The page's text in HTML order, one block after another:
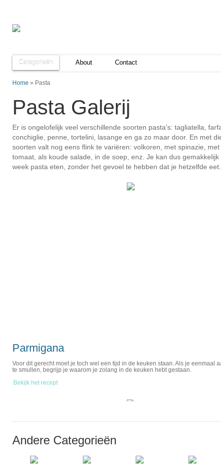
Categorieën About Contact
Home » Pasta
Pasta Galerij
Er is ongelofelijk veel verschillende soorten pasta's: tagliatella,
conchiglie, penne, tortelini, lasange en ga zo maar door. En met
soorten valt nog eens flink te variëren: volkoren, met spinazie, met
tomaat, als koude salade, in de soep, enz. Je kan dus gemakkelijk
week pasta eten, zonder het gevoel te hebben dat je hetzelfde eet.
Parmigana
Voor dit gerecht moet je toch wel een tijd in de keuken staan. Als je eenmaal
te smullen, begrijp je waarom je zolang in de keuken hebt gestaan.
Bekijk het recept
Andere Categorieën